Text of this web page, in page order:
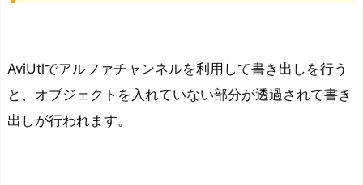
AviUtlでアルファチャンネルを利用して書き出しを行う
と、オブジェクトを入れていない部分が透過されて書き
出しが行われます。